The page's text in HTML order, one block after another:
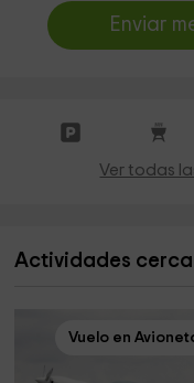
Enviar
Ver todas
Actividades
Vuelo en